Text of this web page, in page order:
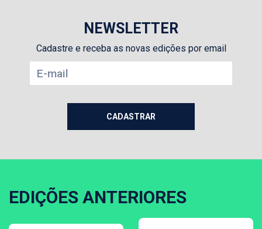
NEWSLETTER
Cadastre e receba as novas edições por email
EDIÇÕES ANTERIORES